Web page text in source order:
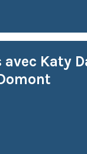
Katy